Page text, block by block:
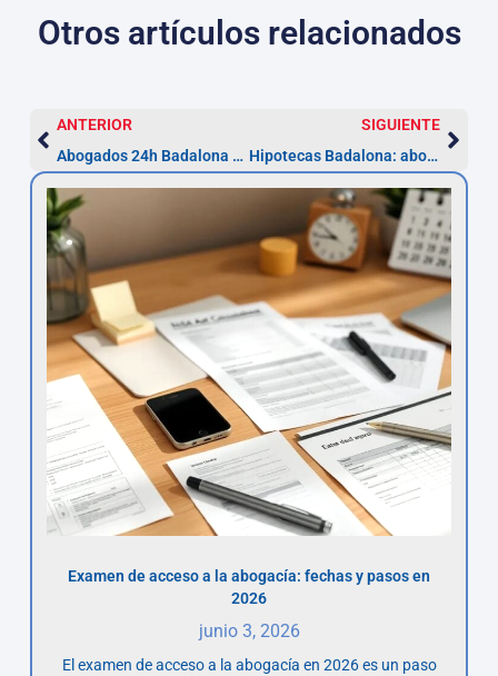
Otros artículos relacionados
ANTERIOR
Abogados 24h Badalona — Asistencia inmediata
SIGUIENTE
Hipotecas Badalona: abogados para reclamar (plazo limitado)
Examen de acceso a la abogacía: fechas y pasos en
2026
junio 3, 2026
El examen de acceso a la abogacía en 2026 es un paso